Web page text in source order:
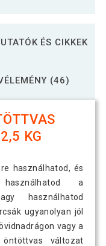
ÉS CIKKEK
(46)
KG
használhatod, és
használhatod a
használhatod
ugyanolyan jól
vagy a
változat